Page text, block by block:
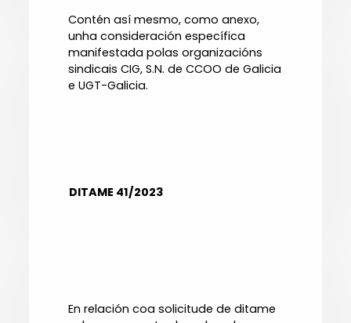
Contén así mesmo, como anexo,
unha consideración específica
manifestada polas organizacións
sindicais CIG, S.N. de CCOO de Galicia
e UGT-Galicia.
DITAME 41/2023
En relación coa solicitude de ditame